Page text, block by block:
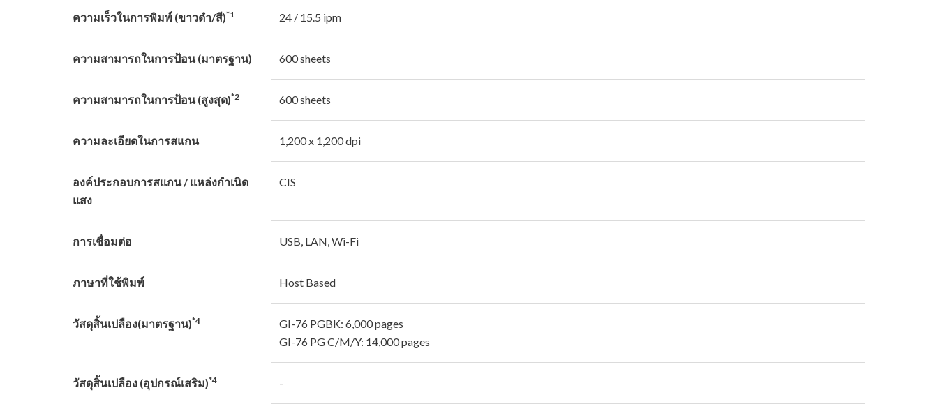
ความเร็วในการพิมพ์ (ขาวดํา/สี)*1 24 / 15.5 ipm
ความสามารถในการป้อน (มาตรฐาน) 600 sheets
ความสามารถในการป้อน (สูงสุด)*2 600 sheets
ความละเอียดในการสแกน 1,200 x 1,200 dpi
องค์ประกอบการสแกน / แหล่งกําเนิด
แสง
CIS
การเชื่อมต่อ USB, LAN, Wi-Fi
ภาษาที่ใช้พิมพ์ Host Based
วัสดุสิ้นเปลือง(มาตรฐาน)*4
GI-76 PGBK: 6,000 pages
GI-76 PG C/M/Y: 14,000 pages
วัสดุสิ้นเปลือง (อุปกรณ์เสริม)*4 -